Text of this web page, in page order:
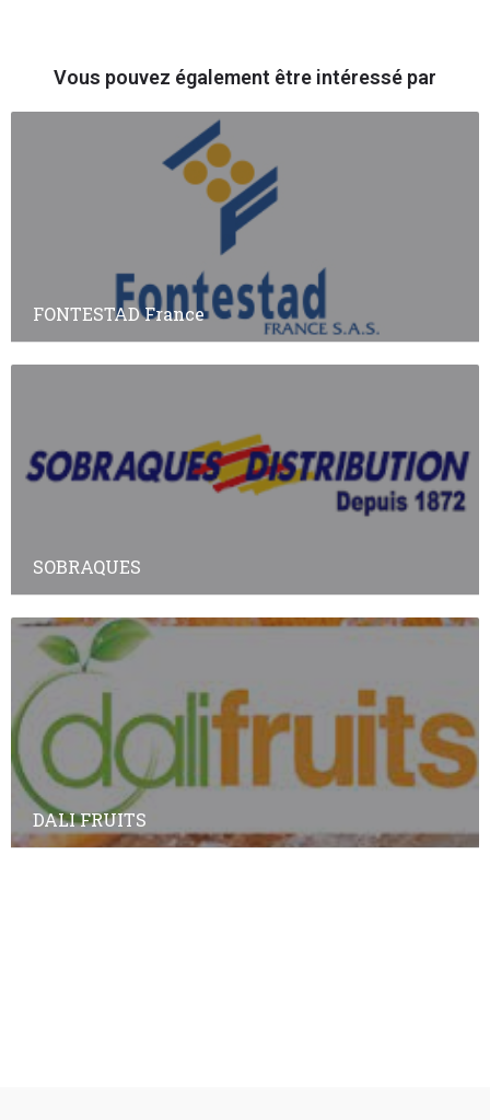
Vous pouvez également être intéressé par
FONTESTAD France
SOBRAQUES
DALI FRUITS